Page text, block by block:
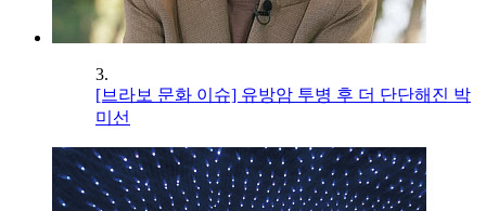
3.
[브라보 문화 이슈] 유방암 투병 후 더 단단해진 박
미선